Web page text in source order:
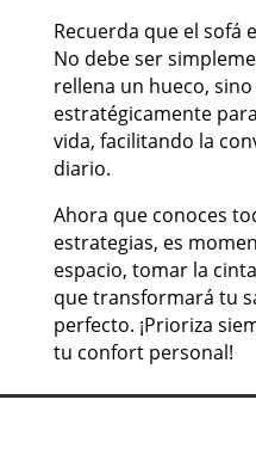
Recuerda que el sofá
No debe ser
rellena un hueco,
estratégicamente
vida, facilitando la
diario.
Ahora que conoces
estrategias, es
espacio, tomar la
que transformará tu
perfecto. ¡Prioriza
tu confort personal!